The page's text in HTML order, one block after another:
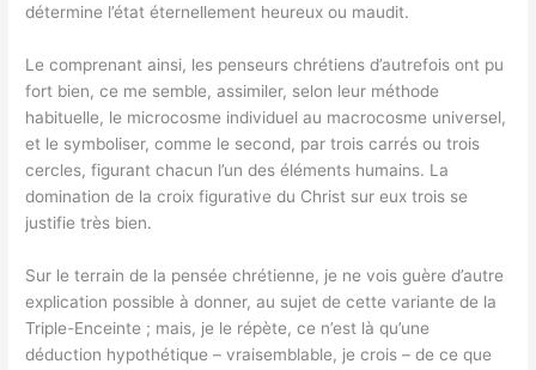
détermine l’état éternellement heureux ou maudit.
Le comprenant ainsi, les penseurs chrétiens d’autrefois ont pu
fort bien, ce me semble, assimiler, selon leur méthode
habituelle, le microcosme individuel au macrocosme universel,
et le symboliser, comme le second, par trois carrés ou trois
cercles, figurant chacun l’un des éléments humains. La
domination de la croix figurative du Christ sur eux trois se
justifie très bien.
Sur le terrain de la pensée chrétienne, je ne vois guère d’autre
explication possible à donner, au sujet de cette variante de la
Triple-Enceinte ; mais, je le répète, ce n’est là qu’une
déduction hypothétique – vraisemblable, je crois – de ce que